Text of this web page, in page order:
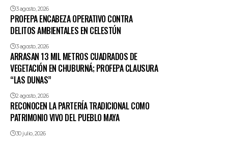
3 agosto, 2026
PROFEPA ENCABEZA OPERATIVO CONTRA
DELITOS AMBIENTALES EN CELESTÚN
3 agosto, 2026
ARRASAN 13 MIL METROS CUADRADOS DE
VEGETACIÓN EN CHUBURNÁ; PROFEPA CLAUSURA
“LAS DUNAS”
2 agosto, 2026
RECONOCEN LA PARTERÍA TRADICIONAL COMO
PATRIMONIO VIVO DEL PUEBLO MAYA
30 julio, 2026